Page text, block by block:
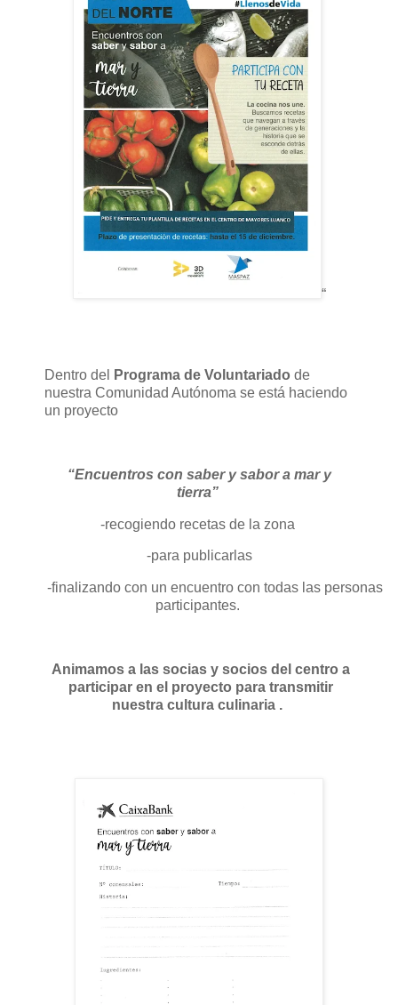
“
Dentro del Programa de Voluntariado de
nuestra Comunidad Autónoma se está haciendo
un proyecto
“Encuentros con saber y sabor a mar y
tierra”
-recogiendo recetas de la zona
-para publicarlas
-finalizando con un encuentro con todas las personas
participantes.
Animamos a las socias y socios del centro a
participar en el proyecto para transmitir
nuestra cultura culinaria .